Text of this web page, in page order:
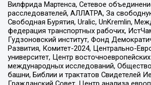
Вилфрида Мартенса, Сетевое
расследователей, АЛЛАТРА, За
Свободная Бурятия, Uralic, UnKremlin,
федерация транспортных рабочих,
Гудзоновский институт, Фонд
Развития, Комитет-2024, Центрально-
университет, Центр
международных исследований,
башни, Библии и трактатов Свидетелей